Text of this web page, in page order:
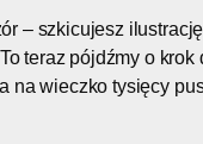
– szkicujesz
teraz pójdźmy o
na wieczko tysięcy